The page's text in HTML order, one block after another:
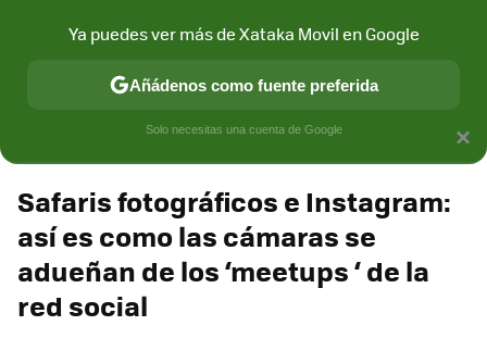
marca que se menciona
Espacio Sony
Safaris fotográficos e Instagram:
así es como las cámaras se
adueñan de los ‘meetups ‘ de la
red social
×
Ya puedes ver más de Xataka Movil en Google
Añádenos como fuente preferida
Solo necesitas una cuenta de Google